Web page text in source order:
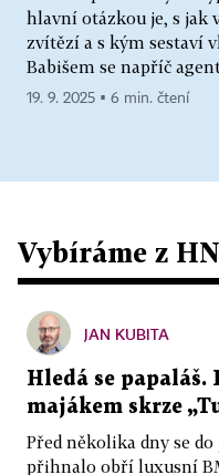
hlavní otázkou je, s jak
zvítězí a s kým sestaví
Babišem se napříč
19. 9. 2025 ▪ 6 min. čtení
Vybíráme z HN
JAN KUBITA
Hledá se papaláš.
majákem skrze
Před několika dny se
přihnalo obří luxusní